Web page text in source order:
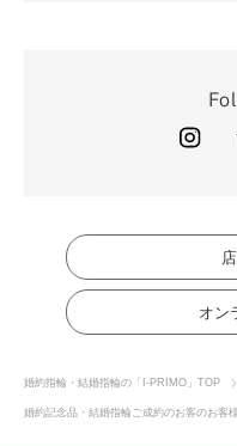
オン
婚約指輪・結婚指輪の「I-PRIMO」TOP
婚約記念品・結婚指輪ご成約のお客のお